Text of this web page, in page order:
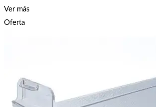
Ver más
Oferta